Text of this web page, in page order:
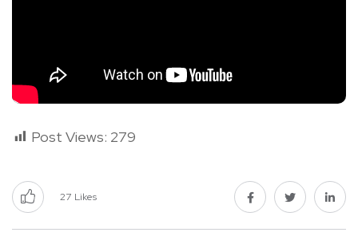
Post Views: 279
27 Likes